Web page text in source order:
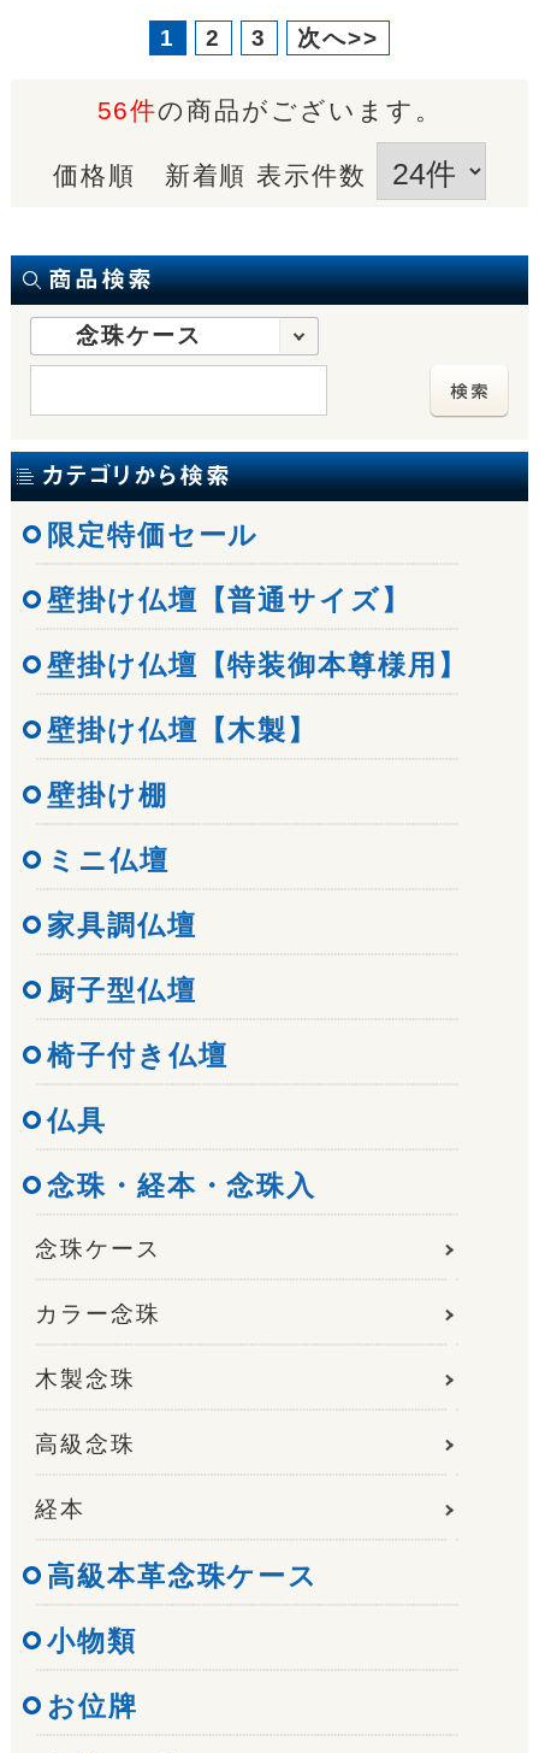
1 2 3 次へ>>
56件の商品がございます。
価格順 新着順 表示件数
念珠ケース
限定特価セール
壁掛け仏壇【普通サイズ】
壁掛け仏壇【特装御本尊様用】
壁掛け仏壇【木製】
壁掛け棚
ミニ仏壇
家具調仏壇
厨子型仏壇
椅子付き仏壇
仏具
念珠・経本・念珠入
念珠ケース
カラー念珠
木製念珠
高級念珠
経本
高級本革念珠ケース
小物類
お位牌